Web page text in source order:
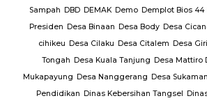
Sampah DBD DEMAK Demo Demplot Bios 44
Presiden Desa Binaan Desa Body Desa
cihikeu Desa Cilaku Desa Citalem Desa
Tongah Desa Kuala Tanjung Desa Mattiro
Mukapayung Desa Nanggerang Desa
Pendidikan Dinas Kebersihan Tangsel